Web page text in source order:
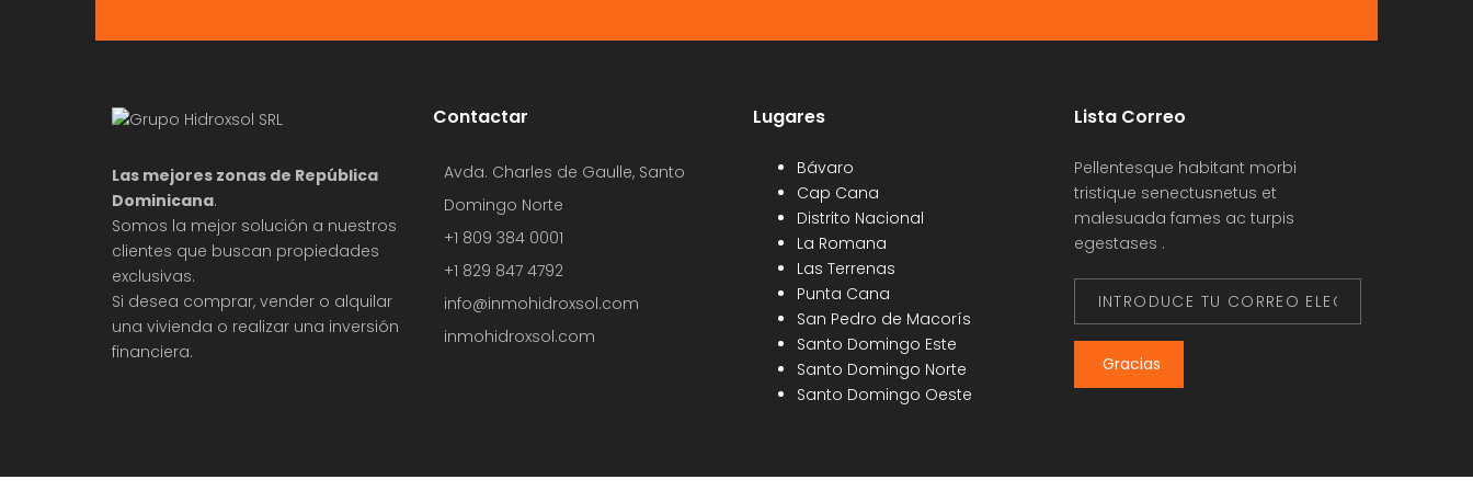
Las mejores zonas de República
Dominicana.
Somos la mejor solución a nuestros
clientes que buscan propiedades
exclusivas.
Si desea comprar, vender o alquilar
una vivienda o realizar una inversión
financiera.
Contactar
Avda. Charles de Gaulle, Santo
Domingo Norte
+1 809 384 0001
+1 829 847 4792
info@inmohidroxsol.com
inmohidroxsol.com
Lugares
Bávaro
Cap Cana
Distrito Nacional
La Romana
Las Terrenas
Punta Cana
San Pedro de Macorís
Santo Domingo Este
Santo Domingo Norte
Santo Domingo Oeste
Lista Correo
Pellentesque habitant morbi
tristique senectusnetus et
malesuada fames ac turpis
egestases .
Gracias